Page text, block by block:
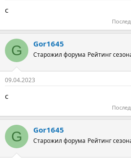
с
G Gor1645
Старожил форума Рейтинг
09.04.2023
с
G Gor1645
Старожил форума Рейтинг